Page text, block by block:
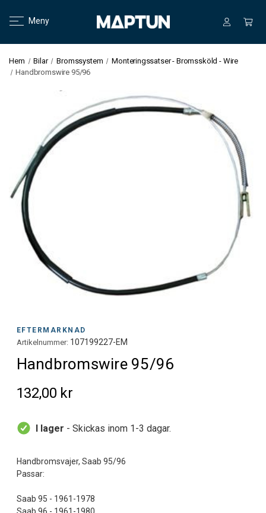
Meny
Hem Bilar Bromssystem
Monteringssatser - Bromssköld - Wire
Handbromswire 95/96
EFTERMARKNAD
Artikelnummer: 107199227-EM
Handbromswire 95/96
132,00 kr
I lager - Skickas inom 1-3 dagar.
Handbromsvajer, Saab 95/96
Passar:
Saab 95 - 1961-1978